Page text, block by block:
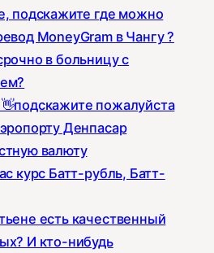
подскажите где можно
MoneyGram в Чангу ?
в больницу с
пожалуйста
Денпасар
валюту
курс Батт-рубль, Батт-
есть качественный
И кто-нибудь